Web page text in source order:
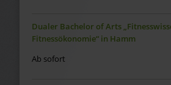
Dualer Bachelor of Arts
Fitnessökonomie“ in Hamm
Ab sofort